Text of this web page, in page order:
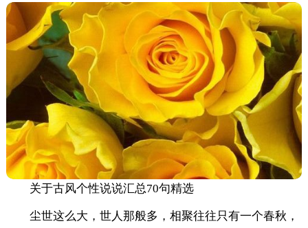
关于古风个性说说汇总70句精选
尘世这么大，世人那般多，相聚往往只有一个春秋，